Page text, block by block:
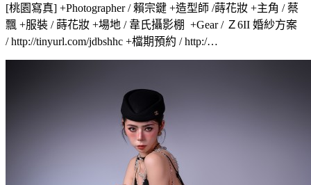
[桃園寫真] +Photographer / 賴宗鍵 +造型師 /蒔花妝 +主角 / 蔡
飄 +服裝 / 蒔花妝 +場地 / 韋氏攝影棚 +Gear / Ｚ6II 婚紗方案
/ http://tinyurl.com/jdbshhc +檔期預約 / http:/…